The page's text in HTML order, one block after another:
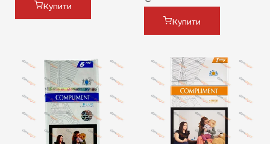
Купити
Купити